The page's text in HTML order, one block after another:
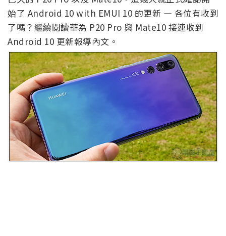
始了 Android 10 with EMUI 10 的更新 — 各位有收到
了嗎？繼續閱讀華為 P20 Pro 與 Mate10 接連收到
Android 10 更新報導內文。